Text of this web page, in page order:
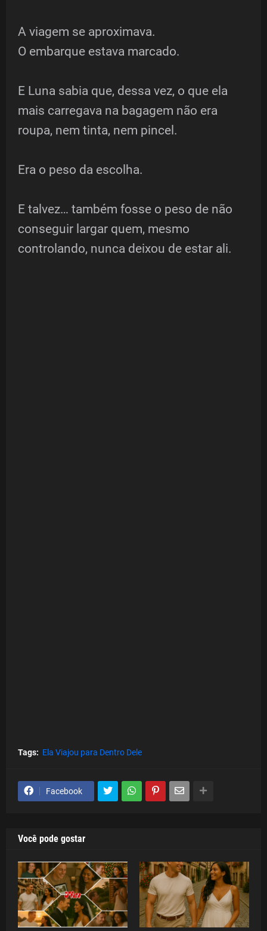
A viagem se aproximava.
O embarque estava marcado.
E Luna sabia que, dessa vez, o que ela
mais carregava na bagagem não era
roupa, nem tinta, nem pincel.
Era o peso da escolha.
E talvez… também fosse o peso de não
conseguir largar quem, mesmo
controlando, nunca deixou de estar ali.
Tags: Ela Viajou para Dentro Dele
Facebook
Você pode gostar